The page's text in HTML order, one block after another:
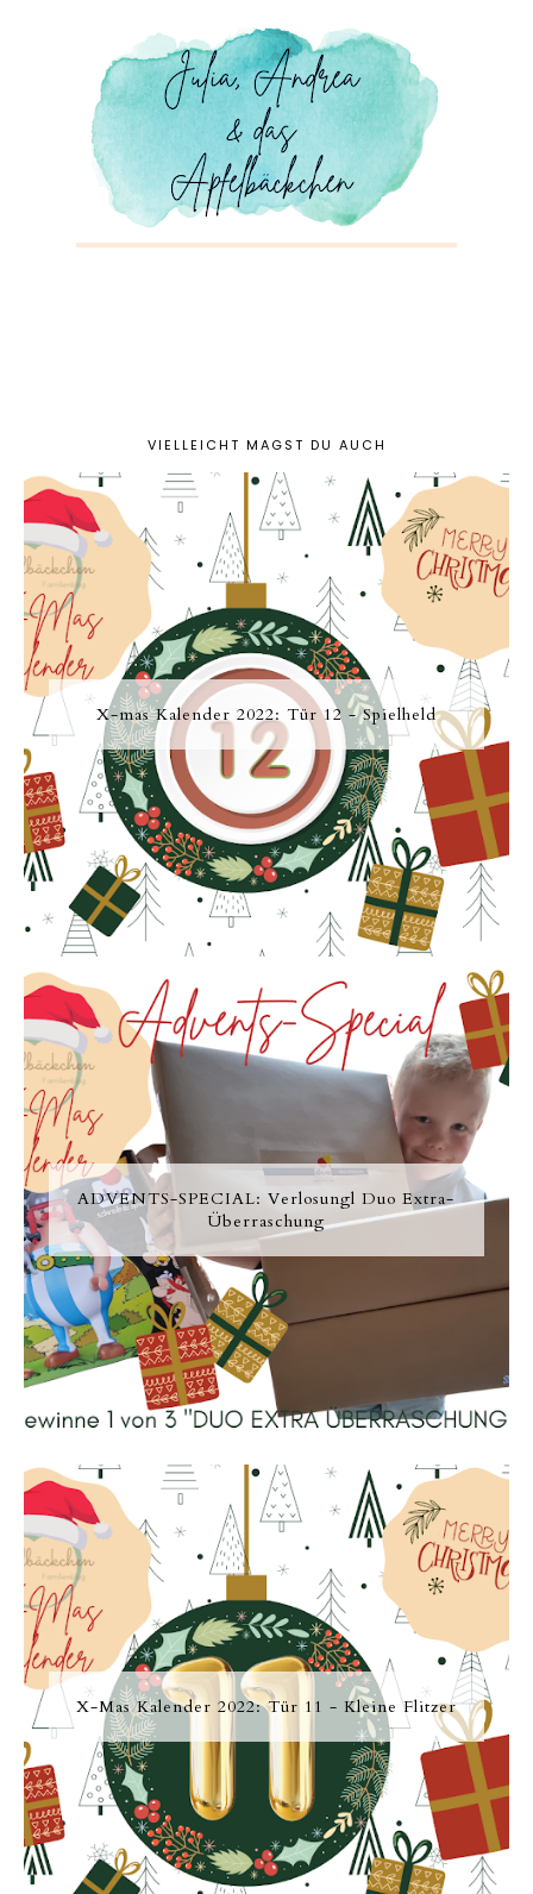
VIELLEICHT MAGST DU AUCH
X-mas Kalender 2022: Tür 12 - Spielheld
ADVENTS-SPECIAL: Verlosungl Duo Extra-
Überraschung
X-Mas Kalender 2022: Tür 11 - Kleine Flitzer